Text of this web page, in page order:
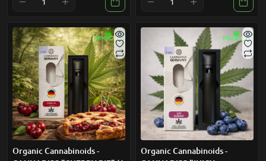
Organic Cannabinoids -
Organic Cannabinoids -